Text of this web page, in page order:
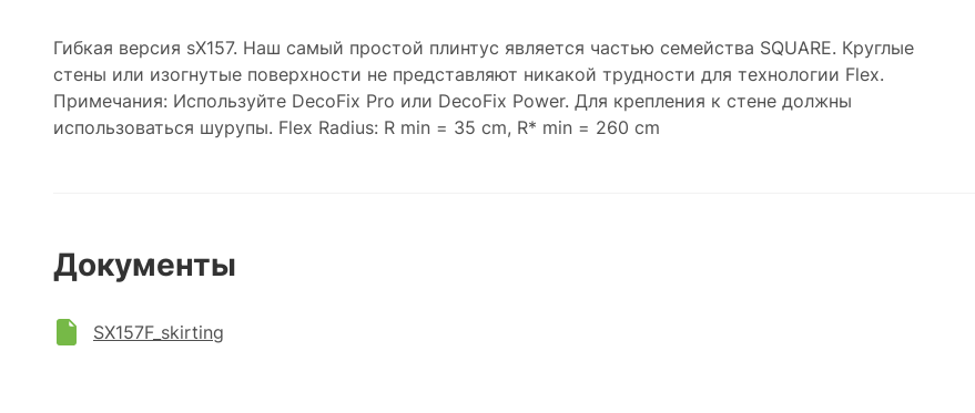
Гибкая версия sX157. Наш самый простой плинтус является частью семейства SQUARE. Круглые
стены или изогнутые поверхности не представляют никакой трудности для технологии Flex.
Примечания: Используйте DecoFix Pro или DecoFix Power. Для крепления к стене должны
использоваться шурупы. Flex Radius: R min = 35 cm, R* min = 260 cm
Документы
SX157F_skirting